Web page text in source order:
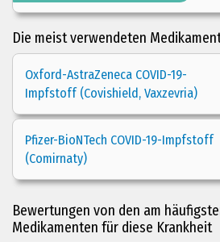
Die meist verwendeten
Oxford-AstraZeneca COVID-19-
Impfstoff (Covishield, Vaxzevria)
Pfizer-BioNTech COVID-19-Impfstoff
(Comirnaty)
Bewertungen von den am
Medikamenten für diese Krankheit